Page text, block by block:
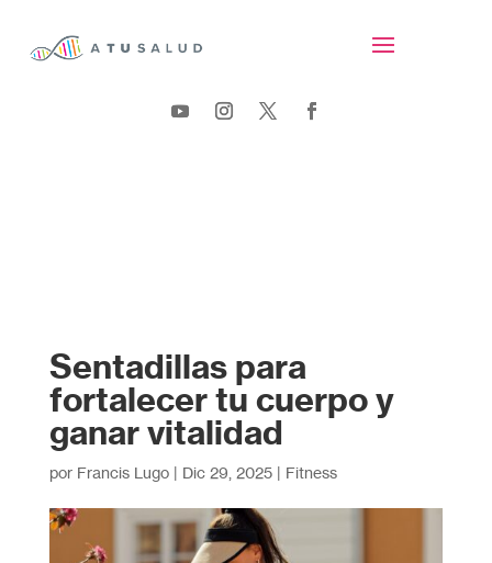
Sentadillas para
fortalecer tu cuerpo y
ganar vitalidad
por Francis Lugo| Dic 29, 2025| Fitness